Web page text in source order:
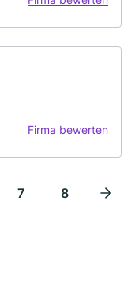
Firma bewerten
7 8